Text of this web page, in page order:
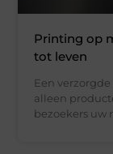
Printing op
tot leven
Een
alleen
bezoekers uw